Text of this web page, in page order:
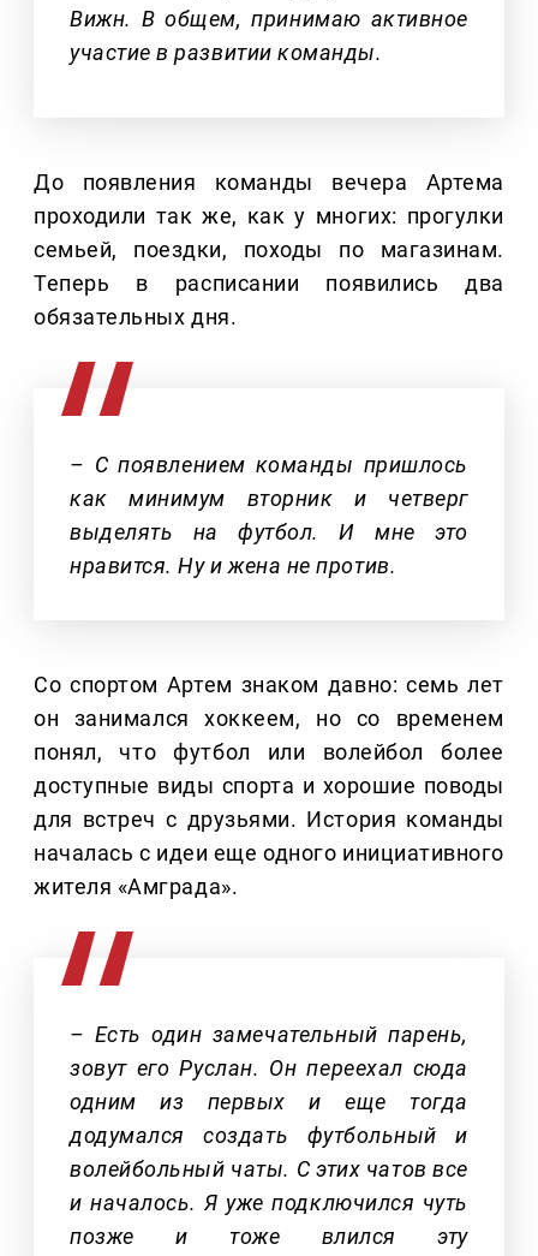
Вижн. В общем, принимаю активное
участие в развитии команды.
До появления команды вечера Артема
проходили так же, как у многих: прогулки
семьей, поездки, походы по магазинам.
Теперь в расписании появились два
обязательных дня.
– С появлением команды пришлось
как минимум вторник и четверг
выделять на футбол. И мне это
нравится. Ну и жена не против.
Со спортом Артем знаком давно: семь лет
он занимался хоккеем, но со временем
понял, что футбол или волейбол более
доступные виды спорта и хорошие поводы
для встреч с друзьями. История команды
началась с идеи еще одного инициативного
жителя «Амграда».
– Есть один замечательный парень,
зовут его Руслан. Он переехал сюда
одним из первых и еще тогда
додумался создать футбольный и
волейбольный чаты. С этих чатов все
и началось. Я уже подключился чуть
позже и тоже влился эту